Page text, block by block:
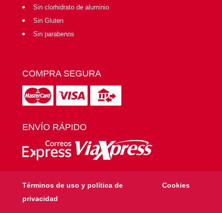
Sin clorhidrato de aluminio
Sin Gluten
Sin parabenos
COMPRA SEGURA
ENVÍO RÁPIDO
Términos de uso y política de
privacidad
Cookies